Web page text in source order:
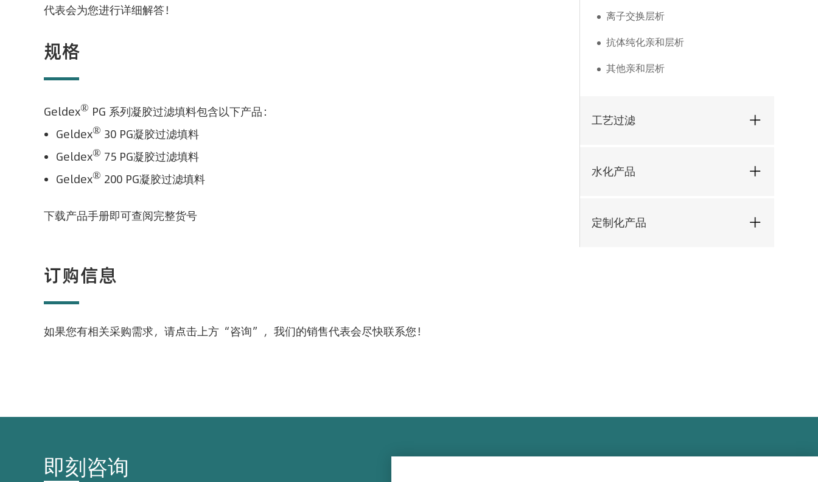
代表会为您进行详细解答！
规格
Geldex® PG 系列凝胶过滤填料包含以下产品：
Geldex® 30 PG凝胶过滤填料
Geldex® 75 PG凝胶过滤填料
Geldex® 200 PG凝胶过滤填料
下载产品手册即可查阅完整货号
订购信息
如果您有相关采购需求，请点击上方“咨询”，我们的销售代表会尽快联系您！
离子交换层析
抗体纯化亲和层析
其他亲和层析
工艺过滤
水化产品
定制化产品
即刻咨询